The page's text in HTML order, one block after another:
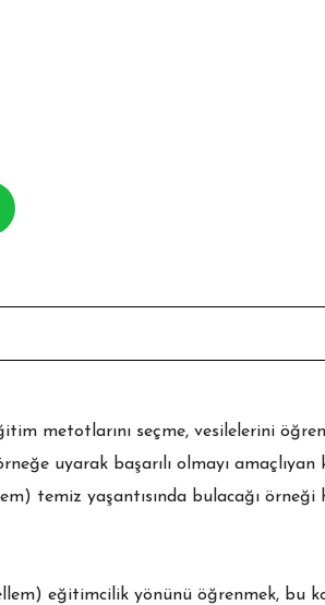
metotlarını seçme, vesilelerini
uyarak başarılı olmayı amaçlıyan
temiz yaşantısında bulacağı örneği
eğitimcilik yönünü öğrenmek, bu